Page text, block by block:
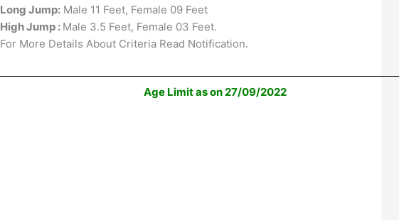
Long Jump: Male 11 Feet, Female 09 Feet
High Jump : Male 3.5 Feet, Female 03 Feet.
For More Details About Criteria Read Notification.
Age Limit as on 27/09/2022